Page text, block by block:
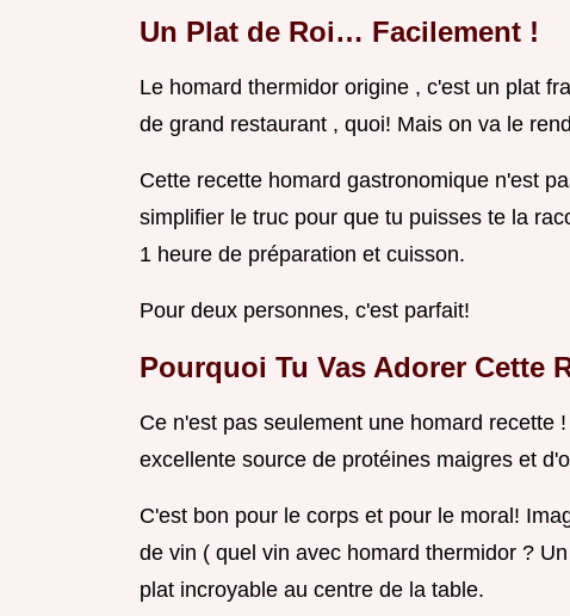
Un Plat de Roi… Facilement !
Le homard thermidor origine , c'est un plat
de grand restaurant , quoi! Mais on va le
Cette recette homard gastronomique n'est
simplifier le truc pour que tu puisses te la
1 heure de préparation et cuisson.
Pour deux personnes, c'est parfait!
Pourquoi Tu Vas Adorer Cette
Ce n'est pas seulement une homard recette
excellente source de protéines maigres et
C'est bon pour le corps et pour le moral!
de vin ( quel vin avec homard thermidor ?
plat incroyable au centre de la table.